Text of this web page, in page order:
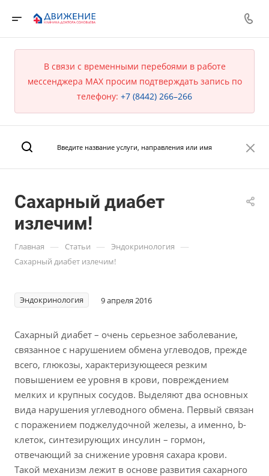
В связи с временными перебоями в работе
мессенджера MAX просим подтверждать запись по
телефону: +7 (8442) 266–266
Сахарный диабет
излечим!
Главная — Статьи — Эндокринология —
Сахарный диабет излечим!
Эндокринология 9 апреля 2016
Сахарный диабет – очень серьезное заболевание,
связанное с нарушением обмена углеводов, прежде
всего, глюкозы, характеризующееся резким
повышением ее уровня в крови, повреждением
мелких и крупных сосудов. Выделяют два основных
вида нарушения углеводного обмена. Первый связан
с поражением поджелудочной железы, а именно, b-
клеток, синтезирующих инсулин – гормон,
отвечающий за снижение уровня сахара крови.
Такой механизм лежит в основе развития сахарного